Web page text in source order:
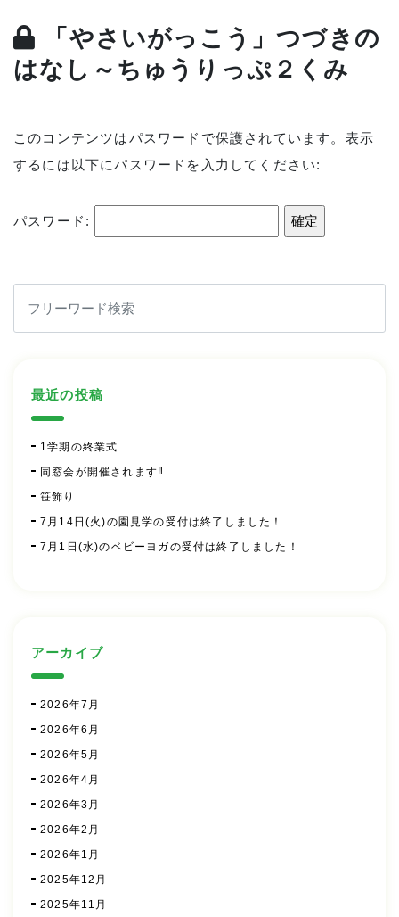
「やさいがっこう」つづきの
はなし～ちゅうりっぷ２くみ
このコンテンツはパスワードで保護されています。表示
するには以下にパスワードを入力してください:
パスワード:
最近の投稿
1学期の終業式
同窓会が開催されます‼
笹飾り
7月14日(火)の園見学の受付は終了しました！
7月1日(水)のベビーヨガの受付は終了しました！
アーカイブ
2026年7月
2026年6月
2026年5月
2026年4月
2026年3月
2026年2月
2026年1月
2025年12月
2025年11月